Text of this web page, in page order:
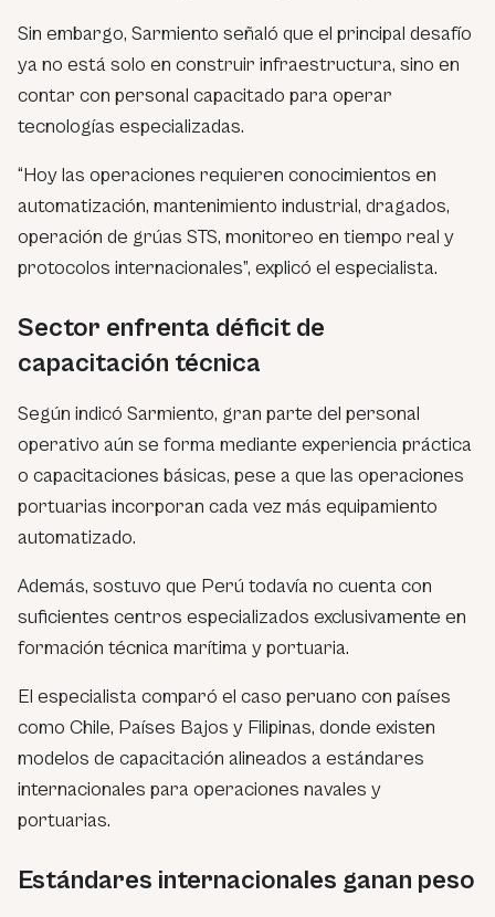
Sin embargo, Sarmiento señaló que el principal desafío
ya no está solo en construir infraestructura, sino en
contar con personal capacitado para operar
tecnologías especializadas.
“Hoy las operaciones requieren conocimientos en
automatización, mantenimiento industrial, dragados,
operación de grúas STS, monitoreo en tiempo real y
protocolos internacionales”, explicó el especialista.
Sector enfrenta déficit de
capacitación técnica
Según indicó Sarmiento, gran parte del personal
operativo aún se forma mediante experiencia práctica
o capacitaciones básicas, pese a que las operaciones
portuarias incorporan cada vez más equipamiento
automatizado.
Además, sostuvo que Perú todavía no cuenta con
suficientes centros especializados exclusivamente en
formación técnica marítima y portuaria.
El especialista comparó el caso peruano con países
como Chile, Países Bajos y Filipinas, donde existen
modelos de capacitación alineados a estándares
internacionales para operaciones navales y
portuarias.
Estándares internacionales ganan peso